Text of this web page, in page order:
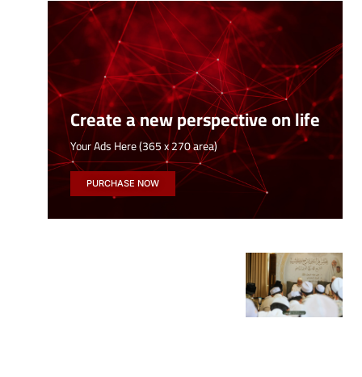
Create a new perspective on life
Your Ads Here (365 x 270 area)
PURCHASE NOW